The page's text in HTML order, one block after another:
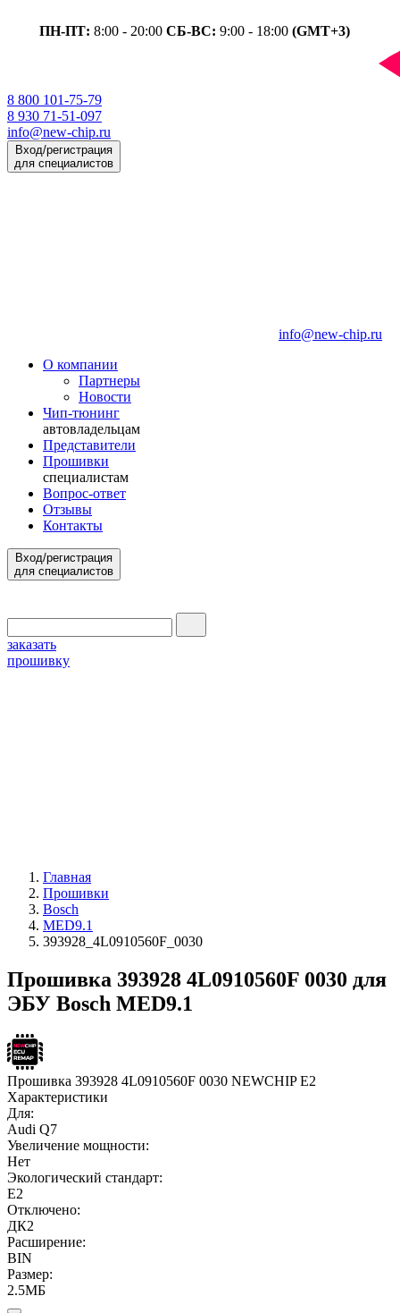
ПН-ПТ: 8:00 - 20:00 СБ-ВС: 9:00 - 18:00 (GMT+3)
8 800 101-75-79
8 930 71-51-097
info@new-chip.ru
Вход/регистрация
для специалистов
info@new-chip.ru
О компании
Партнеры
Новости
Чип-тюнинг
автовладельцам
Представители
Прошивки
специалистам
Вопрос-ответ
Отзывы
Контакты
Вход/регистрация
для специалистов
заказать
прошивку
Главная
Прошивки
Bosch
MED9.1
393928_4L0910560F_0030
Прошивка 393928 4L0910560F 0030 для
ЭБУ Bosch MED9.1
Прошивка 393928 4L0910560F 0030 NEWCHIP E2
Характеристики
Для:
Audi Q7
Увеличение мощности:
Нет
Экологический стандарт:
E2
Отключено:
ДК2
Расширение:
BIN
Размер:
2.5МБ